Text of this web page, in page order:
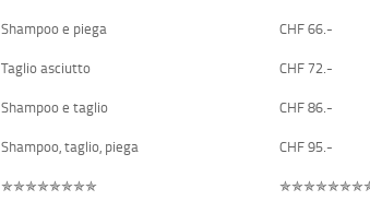
Shampoo e piega
CHF 66.-
Taglio asciutto
CHF 72.-
Shampoo e taglio
CHF 86.-
Shampoo, taglio, piega
CHF 95.-
✯✯✯✯✯✯✯✯